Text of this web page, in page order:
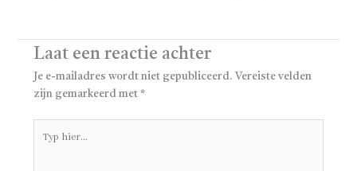
Laat een reactie achter
Je e-mailadres wordt niet gepubliceerd. Vereiste velden
zijn gemarkeerd met*
hier...